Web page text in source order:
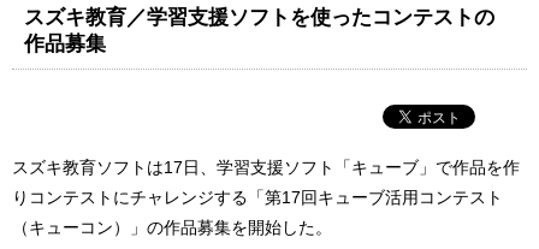
スズキ教育／学習支援ソフトを使ったコンテストの
作品募集
スズキ教育ソフトは17日、学習支援ソフト「キューブ」で作品を作
りコンテストにチャレンジする「第17回キューブ活用コンテスト
（キューコン）」の作品募集を開始した。